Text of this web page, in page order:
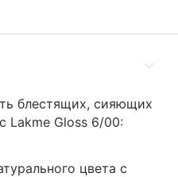
блестящих, сияющих
Lakme Gloss 6/00:
цвета с